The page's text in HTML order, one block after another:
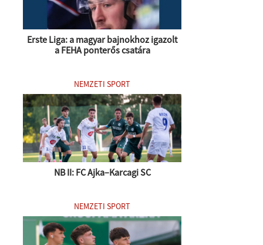
Erste Liga: a magyar bajnokhoz igazolt
a FEHA ponterős csatára
NEMZETI SPORT
NB II: FC Ajka–Karcagi SC
NEMZETI SPORT